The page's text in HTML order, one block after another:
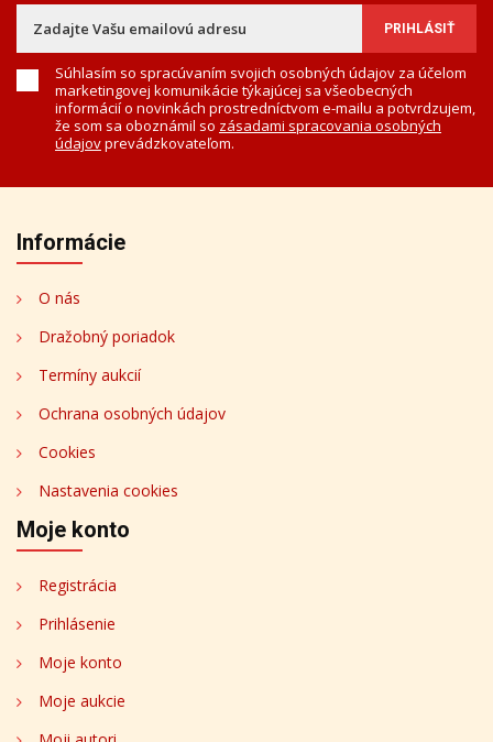
Súhlasím so spracúvaním svojich osobných údajov za účelom
marketingovej komunikácie týkajúcej sa všeobecných
informácií o novinkách prostredníctvom e-mailu a potvrdzujem,
že som sa oboznámil so zásadami spracovania osobných
údajovprevádzkovateľom.
Informácie
O nás
Dražobný poriadok
Termíny aukcií
Ochrana osobných údajov
Cookies
Nastavenia cookies
Moje konto
Registrácia
Prihlásenie
Moje konto
Moje aukcie